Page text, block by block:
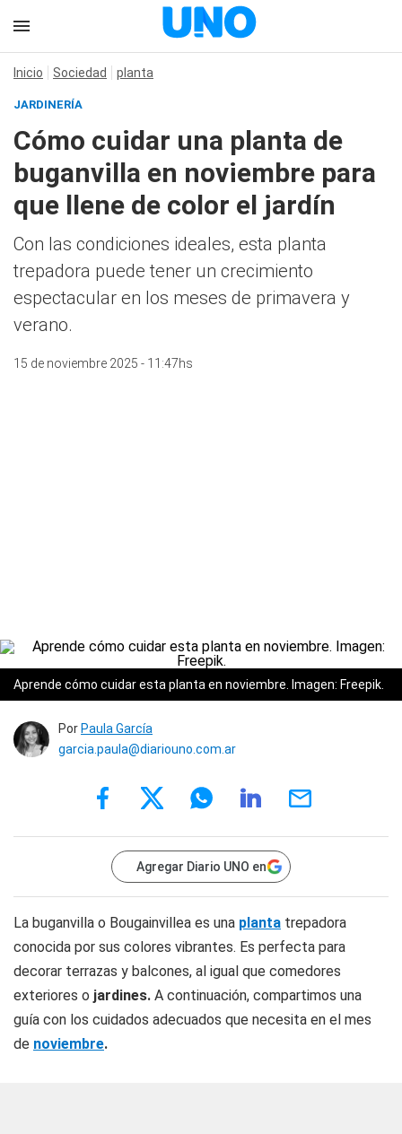
Inicio Sociedad planta
JARDINERÍA
Cómo cuidar una planta de
buganvilla en noviembre para
que llene de color el jardín
Con las condiciones ideales, esta planta
trepadora puede tener un crecimiento
espectacular en los meses de primavera y
verano.
15 de noviembre 2025 - 11:47hs
Aprende cómo cuidar esta planta en noviembre. Imagen: Freepik.
Por Paula García
garcia.paula@diariouno.com.ar
Agregar Diario UNO en
La buganvilla o Bougainvillea es una planta trepadora
conocida por sus colores vibrantes. Es perfecta para
decorar terrazas y balcones, al igual que comedores
exteriores o jardines. A continuación, compartimos una
guía con los cuidados adecuados que necesita en el mes
de noviembre.